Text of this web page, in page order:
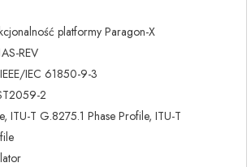
platformy Paragon-X
REV
IEC 61850-9-3
2
ITU-T G.8275.1 Phase Profile, ITU-T